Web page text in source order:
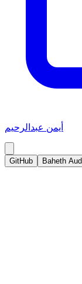
أيمن عبدالرحيم
GitHub Baheth